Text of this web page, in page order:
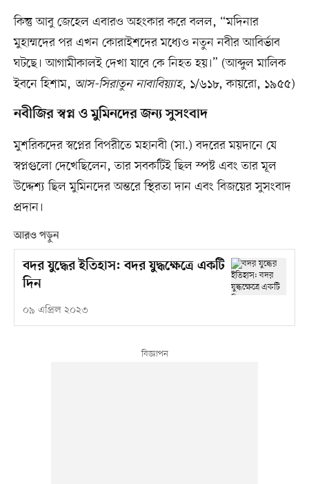
কিন্তু আবু জেহেল এবারও অহংকার করে বলল, “মদিনার
মুহাম্মদের পর এখন কোরাইশদের মধ্যেও নতুন নবীর আবির্ভাব
ঘটছে। আগামীকালই দেখা যাবে কে নিহত হয়।” (আব্দুল মালিক
ইবনে হিশাম, আস-সিরাতুন নাবাবিয়্যাহ, ১/৬১৮, কায়রো, ১৯৫৫)
নবীজির স্বপ্ন ও মুমিনদের জন্য সুসংবাদ
মুশরিকদের স্বপ্নের বিপরীতে মহানবী (সা.) বদরের ময়দানে যে
স্বপ্নগুলো দেখেছিলেন, তার সবকটিই ছিল স্পষ্ট এবং তার মূল
উদ্দেশ্য ছিল মুমিনদের অন্তরে স্থিরতা দান এবং বিজয়ের সুসংবাদ
প্রদান।
আরও পড়ুন
বদর যুদ্ধের ইতিহাস: বদর যুদ্ধক্ষেত্রে একটি
দিন
০৯ এপ্রিল ২০২৩